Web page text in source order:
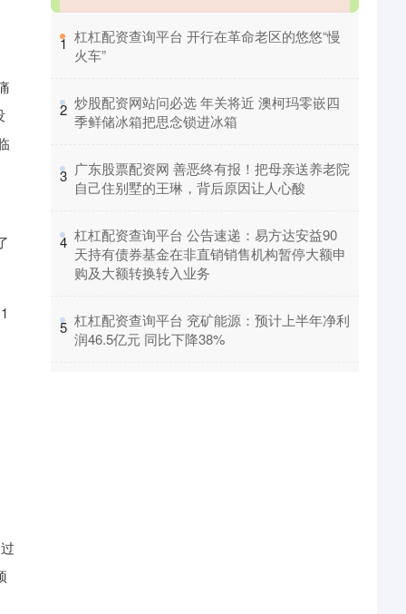
1 ​杠杠配资查询平台 开行在革命老区的悠悠“慢
火车”
2 ​炒股配资网站问必选 年关将近 澳柯玛零嵌四
季鲜储冰箱把思念锁进冰箱
3 ​广东股票配资网 善恶终有报！把母亲送养老院
自己住别墅的王琳，背后原因让人心酸
4 ​杠杠配资查询平台 公告速递：易方达安益90
天持有债券基金在非直销销售机构暂停大额申
购及大额转换转入业务
5 ​杠杠配资查询平台 兖矿能源：预计上半年净利
润46.5亿元 同比下降38%